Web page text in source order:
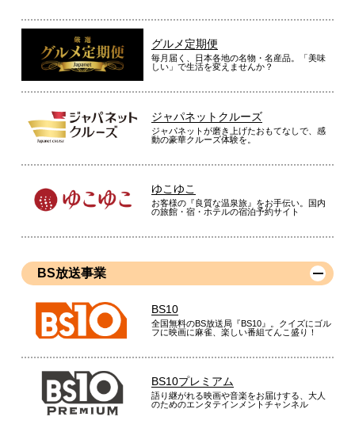
グルメ定期便
毎月届く、日本各地の名物・名産品。「美味
しい」で生活を変えませんか？
ジャパネットクルーズ
ジャパネットが磨き上げたおもてなしで、感
動の豪華クルーズ体験を。
ゆこゆこ
お客様の『良質な温泉旅』をお手伝い。国内
の旅館・宿・ホテルの宿泊予約サイト
BS放送事業
BS10
全国無料のBS放送局『BS10』。クイズにゴル
フに映画に麻雀、楽しい番組てんこ盛り！
BS10プレミアム
語り継がれる映画や音楽をお届けする、大人
のためのエンタテインメントチャンネル